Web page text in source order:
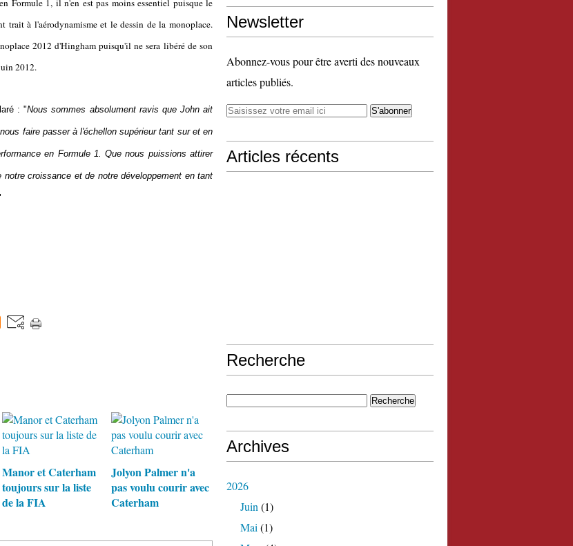
Formule 1, il n'en est pas moins essentiel puisque le
trait à l'aérodynamisme et le dessin de la monoplace.
2012 d'Hingham puisqu'il ne sera libéré de son
2012.
: "Nous sommes absolument ravis que John ait
faire passer à l'échellon supérieur tant sur et en
en Formule 1. Que nous puissions attirer
croissance et de notre développement en tant
Manor et Caterham
toujours sur la liste
de la FIA
Jolyon Palmer n'a
pas voulu courir avec
Caterham
Newsletter
Abonnez-vous pour être averti des nouveaux
articles publiés.
Articles récents
Recherche
Archives
2026
Juin (1)
Mai (1)